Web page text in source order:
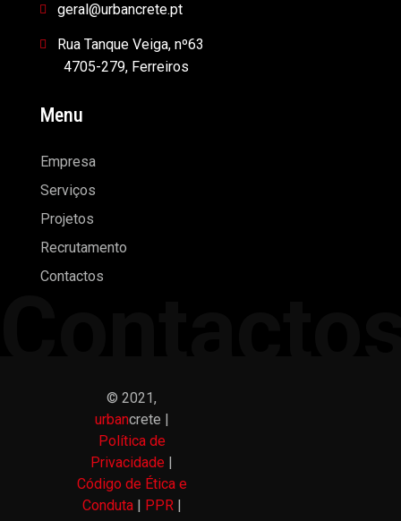
geral@urbancrete.pt
Rua Tanque Veiga, nº63
4705-279, Ferreiros
Menu
Empresa
Serviços
Projetos
Recrutamento
Contactos
© 2021,
urbancrete |
Política de
Privacidade |
Código de Ética e
Conduta| PPR|